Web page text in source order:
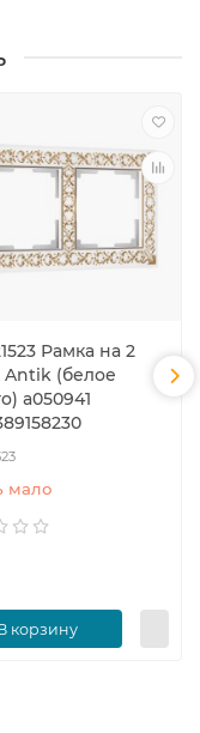
Рамка на 2
Antik (белое
a050941
мало
корзину